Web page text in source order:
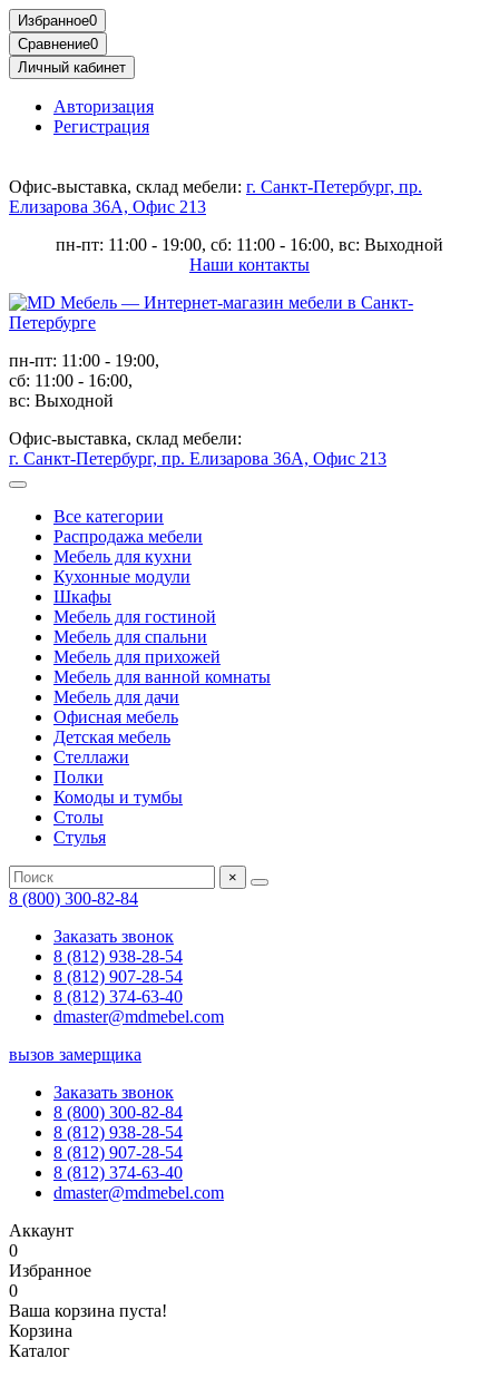
Избранное0
Сравнение0
Личный кабинет
Авторизация
Регистрация
Офис-выставка, склад мебели: г. Санкт-Петербург, пр.
Елизарова 36А, Офис 213
пн-пт: 11:00 - 19:00, сб: 11:00 - 16:00, вс: Выходной
Наши контакты
пн-пт: 11:00 - 19:00,
сб: 11:00 - 16:00,
вс: Выходной
Офис-выставка, склад мебели:
г. Санкт-Петербург, пр. Елизарова 36А, Офис 213
Все категории
Распродажа мебели
Мебель для кухни
Кухонные модули
Шкафы
Мебель для гостиной
Мебель для спальни
Мебель для прихожей
Мебель для ванной комнаты
Мебель для дачи
Офисная мебель
Детская мебель
Стеллажи
Полки
Комоды и тумбы
Столы
Стулья
×
8 (800) 300-82-84
Заказать звонок
8 (812) 938-28-54
8 (812) 907-28-54
8 (812) 374-63-40
dmaster@mdmebel.com
вызов замерщика
Заказать звонок
8 (800) 300-82-84
8 (812) 938-28-54
8 (812) 907-28-54
8 (812) 374-63-40
dmaster@mdmebel.com
Аккаунт
0
Избранное
0
Ваша корзина пуста!
Корзина
Каталог